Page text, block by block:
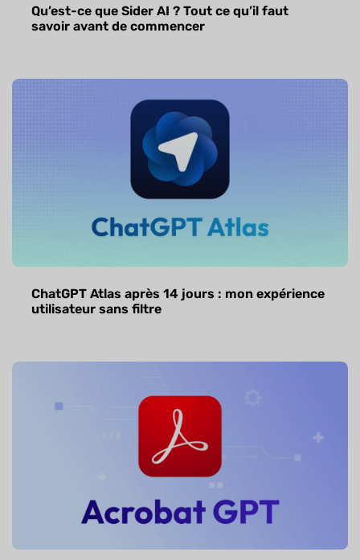
Qu’est-ce que Sider AI ? Tout ce qu’il faut
savoir avant de commencer
ChatGPT Atlas après 14 jours : mon expérience
utilisateur sans filtre